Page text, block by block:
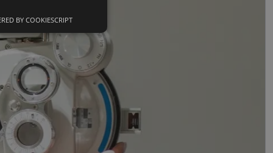
Neklasifikuoti
slapukai
slapukai
Jūsų įrenginį,
BY COOKIESCRIPT